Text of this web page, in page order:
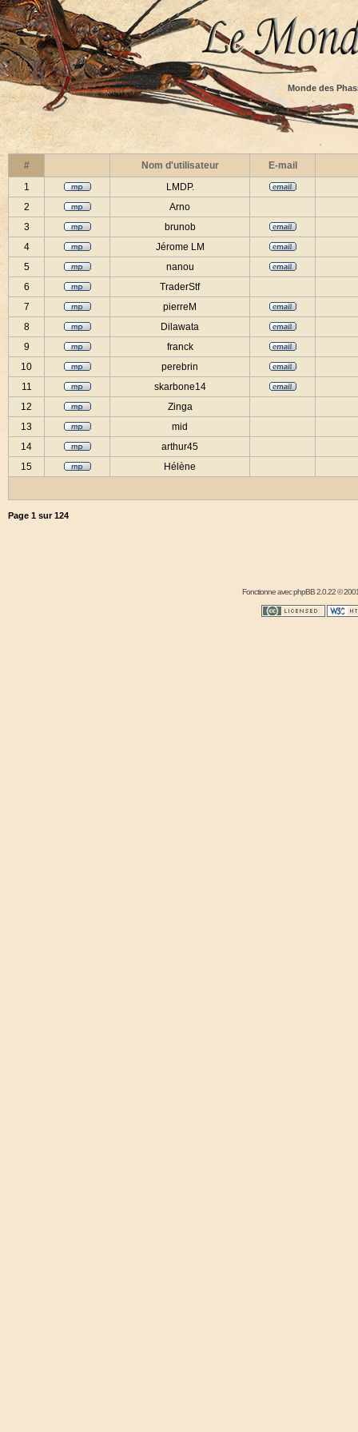
Monde des
# Nom d'utilisateur
E-mail
1
LMDP.
2
Arno
3
brunob
4
Jérome LM
5
nanou
6
TraderStf
7
pierreM
8
Dilawata
9
franck
10
perebrin
11
skarbone14
12
Zinga
13
mid
14
arthur45
15
Hélène
Page 1 sur124
Fonctionne avecphpBB2.0.22 ©